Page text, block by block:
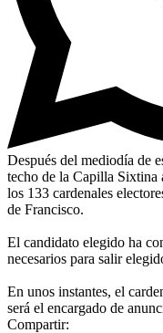
Después del mediodía de
techo de la Capilla Sixtina
los 133 cardenales
de Francisco.
El candidato elegido ha
necesarios para salir
En unos instantes, el
será el encargado de
Compartir: